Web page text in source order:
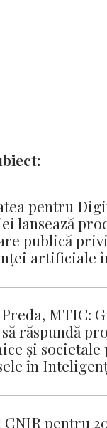
pentru
lansează
publică
artificiale
MTIC:
răspundă
și societale
în
pentru